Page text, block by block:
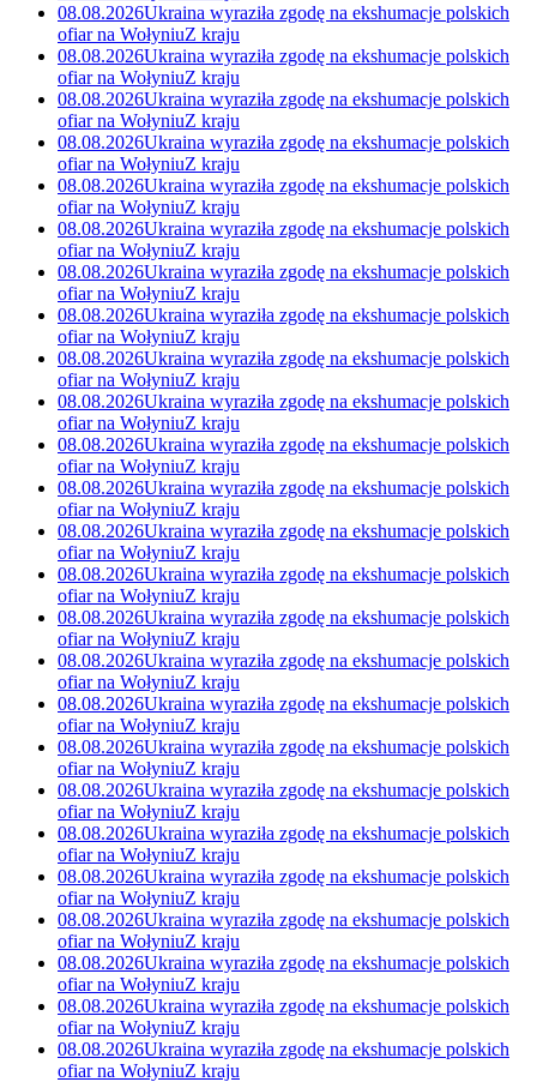
08.08.2026Ukraina wyraziła zgodę na ekshumacje polskich
ofiar na WołyniuZ kraju
08.08.2026Ukraina wyraziła zgodę na ekshumacje polskich
ofiar na WołyniuZ kraju
08.08.2026Ukraina wyraziła zgodę na ekshumacje polskich
ofiar na WołyniuZ kraju
08.08.2026Ukraina wyraziła zgodę na ekshumacje polskich
ofiar na WołyniuZ kraju
08.08.2026Ukraina wyraziła zgodę na ekshumacje polskich
ofiar na WołyniuZ kraju
08.08.2026Ukraina wyraziła zgodę na ekshumacje polskich
ofiar na WołyniuZ kraju
08.08.2026Ukraina wyraziła zgodę na ekshumacje polskich
ofiar na WołyniuZ kraju
08.08.2026Ukraina wyraziła zgodę na ekshumacje polskich
ofiar na WołyniuZ kraju
08.08.2026Ukraina wyraziła zgodę na ekshumacje polskich
ofiar na WołyniuZ kraju
08.08.2026Ukraina wyraziła zgodę na ekshumacje polskich
ofiar na WołyniuZ kraju
08.08.2026Ukraina wyraziła zgodę na ekshumacje polskich
ofiar na WołyniuZ kraju
08.08.2026Ukraina wyraziła zgodę na ekshumacje polskich
ofiar na WołyniuZ kraju
08.08.2026Ukraina wyraziła zgodę na ekshumacje polskich
ofiar na WołyniuZ kraju
08.08.2026Ukraina wyraziła zgodę na ekshumacje polskich
ofiar na WołyniuZ kraju
08.08.2026Ukraina wyraziła zgodę na ekshumacje polskich
ofiar na WołyniuZ kraju
08.08.2026Ukraina wyraziła zgodę na ekshumacje polskich
ofiar na WołyniuZ kraju
08.08.2026Ukraina wyraziła zgodę na ekshumacje polskich
ofiar na WołyniuZ kraju
08.08.2026Ukraina wyraziła zgodę na ekshumacje polskich
ofiar na WołyniuZ kraju
08.08.2026Ukraina wyraziła zgodę na ekshumacje polskich
ofiar na WołyniuZ kraju
08.08.2026Ukraina wyraziła zgodę na ekshumacje polskich
ofiar na WołyniuZ kraju
08.08.2026Ukraina wyraziła zgodę na ekshumacje polskich
ofiar na WołyniuZ kraju
08.08.2026Ukraina wyraziła zgodę na ekshumacje polskich
ofiar na WołyniuZ kraju
08.08.2026Ukraina wyraziła zgodę na ekshumacje polskich
ofiar na WołyniuZ kraju
08.08.2026Ukraina wyraziła zgodę na ekshumacje polskich
ofiar na WołyniuZ kraju
08.08.2026Ukraina wyraziła zgodę na ekshumacje polskich
ofiar na WołyniuZ kraju